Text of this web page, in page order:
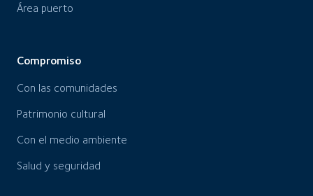
Área puerto
Compromiso
Con las comunidades
Patrimonio cultural
Con el medio ambiente
Salud y seguridad